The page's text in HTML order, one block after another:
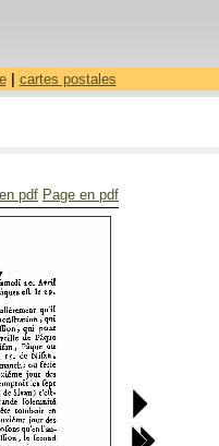
| cartes postales
pdf Page en pdf